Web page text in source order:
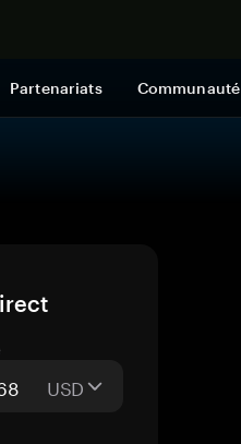
Partenariats Communauté
USD